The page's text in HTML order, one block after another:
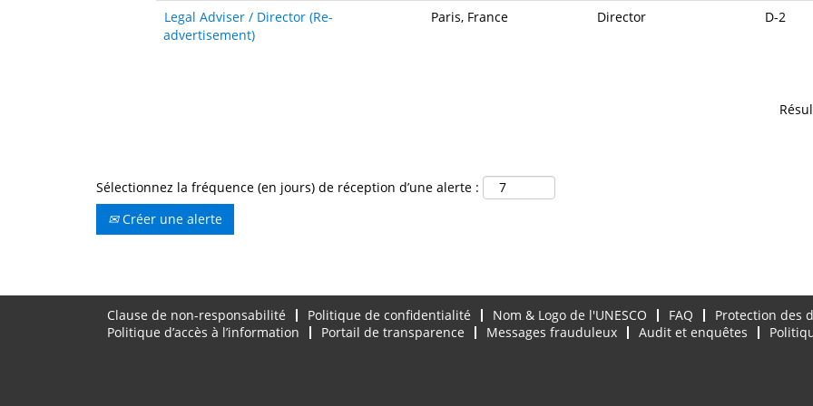
Legal Adviser / Director (Re-
advertisement)
Paris, France Director D-2
Sélectionnez la fréquence (en jours) de réception d’une alerte :
Créer une alerte
Clause de non-responsabilité Politique de confidentialité Nom & Logo de l'UNESCO FAQ
Protection des
Politique d’accès à l’information
Portail de transparence Messages frauduleux Audit et enquêtes